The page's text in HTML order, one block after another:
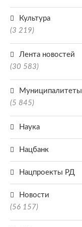
Культура
(3 219)
Лента новостей
(30 583)
Муниципалитеты
(5 845)
Наука
Нацбанк
Нацпроекты РД
Новости
(56 157)